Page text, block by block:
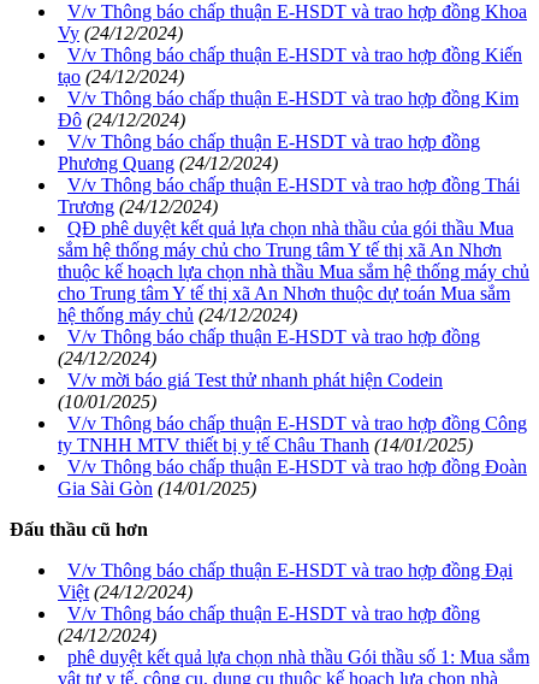
V/v Thông báo chấp thuận E-HSDT và trao hợp đồng Khoa
Vy (24/12/2024)
V/v Thông báo chấp thuận E-HSDT và trao hợp đồng Kiến
tạo (24/12/2024)
V/v Thông báo chấp thuận E-HSDT và trao hợp đồng Kim
Đô (24/12/2024)
V/v Thông báo chấp thuận E-HSDT và trao hợp đồng
Phương Quang (24/12/2024)
V/v Thông báo chấp thuận E-HSDT và trao hợp đồng Thái
Trương (24/12/2024)
QĐ phê duyệt kết quả lựa chọn nhà thầu của gói thầu Mua
sắm hệ thống máy chủ cho Trung tâm Y tế thị xã An Nhơn
thuộc kế hoạch lựa chọn nhà thầu Mua sắm hệ thống máy chủ
cho Trung tâm Y tế thị xã An Nhơn thuộc dự toán Mua sắm
hệ thống máy chủ (24/12/2024)
V/v Thông báo chấp thuận E-HSDT và trao hợp đồng
(24/12/2024)
V/v mời báo giá Test thử nhanh phát hiện Codein
(10/01/2025)
V/v Thông báo chấp thuận E-HSDT và trao hợp đồng Công
ty TNHH MTV thiết bị y tế Châu Thanh (14/01/2025)
V/v Thông báo chấp thuận E-HSDT và trao hợp đồng Đoàn
Gia Sài Gòn (14/01/2025)
Đấu thầu cũ hơn
V/v Thông báo chấp thuận E-HSDT và trao hợp đồng Đại
Việt (24/12/2024)
V/v Thông báo chấp thuận E-HSDT và trao hợp đồng
(24/12/2024)
phê duyệt kết quả lựa chọn nhà thầu Gói thầu số 1: Mua sắm
vật tư y tế, công cụ, dụng cụ thuộc kế hoạch lựa chọn nhà